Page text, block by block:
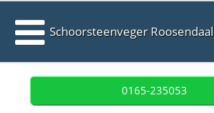
Schoorsteenveger Roosendaal
0165-235053